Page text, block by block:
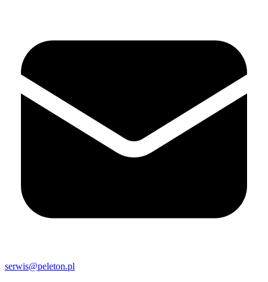
serwis@peleton.pl